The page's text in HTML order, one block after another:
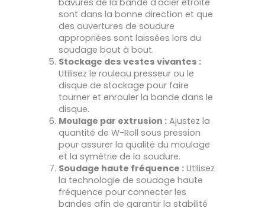
sont dans la bonne direction et que
des ouvertures de soudure
appropriées sont laissées lors du
soudage bout à bout.
Stockage des vestes vivantes :
Utilisez le rouleau presseur ou le
disque de stockage pour faire
tourner et enrouler la bande dans le
disque.
Moulage par extrusion : Ajustez la
quantité de W-Roll sous pression
pour assurer la qualité du moulage
et la symétrie de la soudure.
Soudage haute fréquence : Utilisez
la technologie de soudage haute
fréquence pour connecter les
bandes afin de garantir la stabilité